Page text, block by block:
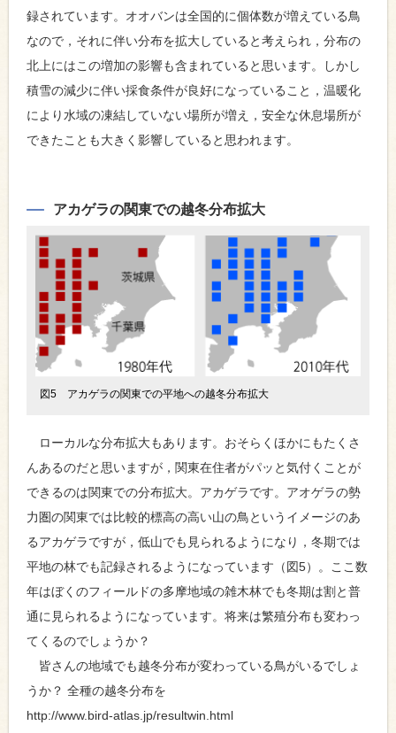
録されています。オオバンは全国的に個体数が増えている鳥
なので，それに伴い分布を拡大していると考えられ，分布の
北上にはこの増加の影響も含まれていると思います。しかし
積雪の減少に伴い採食条件が良好になっていること，温暖化
により水域の凍結していない場所が増え，安全な休息場所が
できたことも大きく影響していると思われます。
アカゲラの関東での越冬分布拡大
図5 アカゲラの関東での平地への越冬分布拡大
ローカルな分布拡大もあります。おそらくほかにもたくさ
んあるのだと思いますが，関東在住者がパッと気付くことが
できるのは関東での分布拡大。アカゲラです。アオゲラの勢
力圏の関東では比較的標高の高い山の鳥というイメージのあ
るアカゲラですが，低山でも見られるようになり，冬期では
平地の林でも記録されるようになっています（図5）。ここ数
年はぼくのフィールドの多摩地域の雑木林でも冬期は割と普
通に見られるようになっています。将来は繁殖分布も変わっ
てくるのでしょうか？
皆さんの地域でも越冬分布が変わっている鳥がいるでしょ
うか？ 全種の越冬分布を
http://www.bird-atlas.jp/resultwin.html